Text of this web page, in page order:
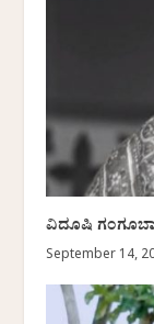
ವಿದೂಷಿ
September 14,